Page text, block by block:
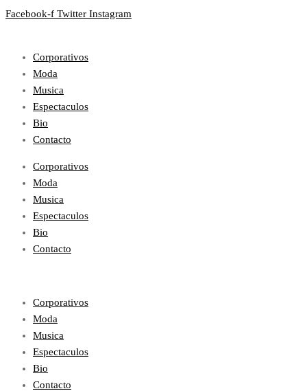
Facebook-f Twitter Instagram
Corporativos
Moda
Musica
Espectaculos
Bio
Contacto
Corporativos
Moda
Musica
Espectaculos
Bio
Contacto
Corporativos
Moda
Musica
Espectaculos
Bio
Contacto